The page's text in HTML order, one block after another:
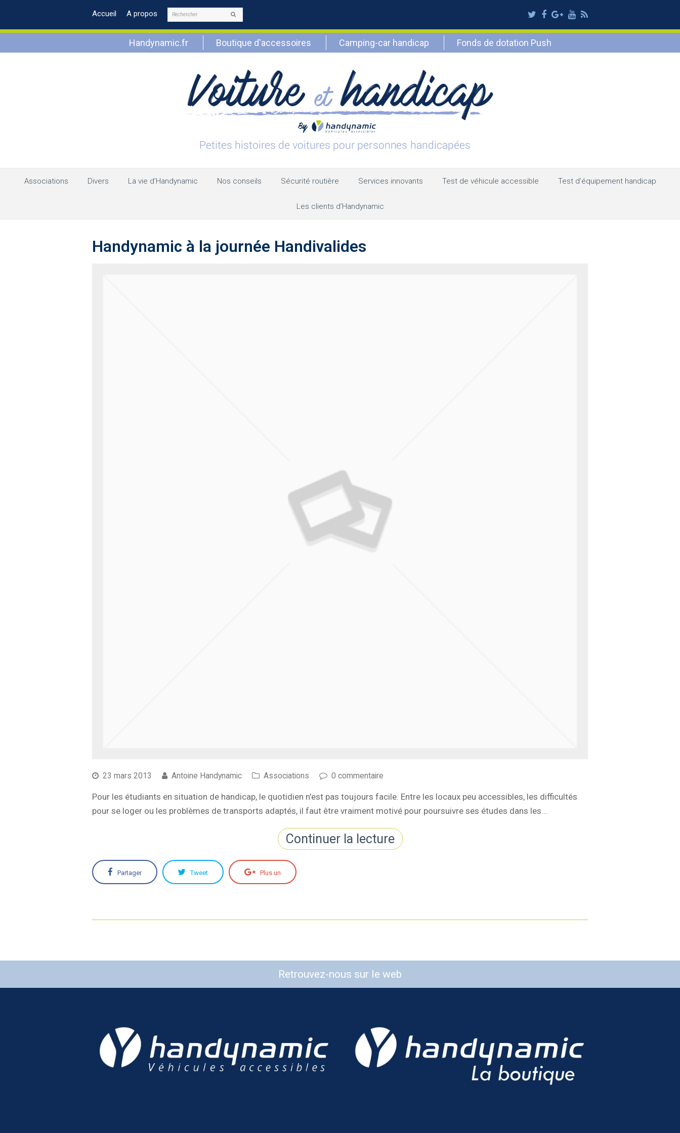
Accueil A propos Rechercher Twitter
Facebook
Google
Plus
Youtube
RSS
Handynamic.fr Boutique d'accessoires Camping-car handicap Fonds de dotation Push
Associations Divers La vie d’Handynamic Nos conseils Sécurité routière Services innovants Test de véhicule accessible Test d’équipement handicap
Les clients d’Handynamic
Handynamic à la journée Handivalides
23 mars 2013 Antoine Handynamic Associations 0 commentaire
Pour les étudiants en situation de handicap, le quotidien n'est pas toujours facile. Entre les locaux peu accessibles, les difficultés
pour se loger ou les problèmes de transports adaptés, il faut être vraiment motivé pour poursuivre ses études dans les…
Continuer la lecture
Partager Tweet Plus un
Retrouvez-nous sur le web